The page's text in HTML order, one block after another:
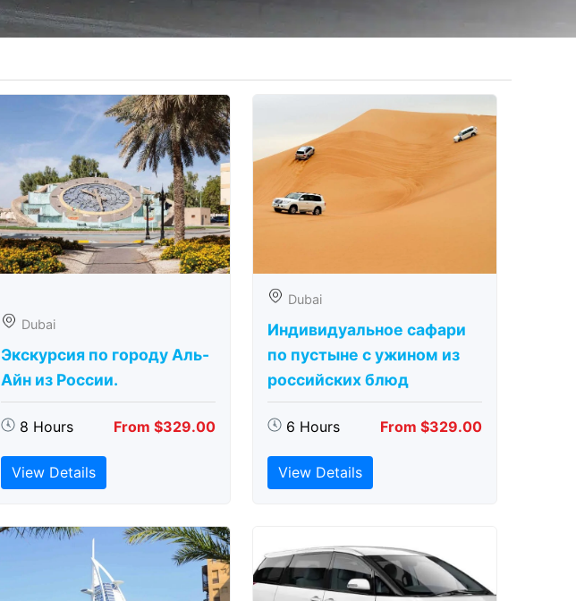
Dubai
Экскурсия по городу Аль-
Айн из России.
8 Hours From $329.00
View Details
Dubai
Индивидуальное сафари
по пустыне с ужином из
российских блюд
6 Hours From $329.00
View Details